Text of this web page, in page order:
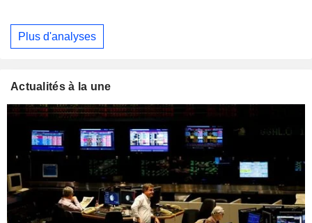
Plus d'analyses
Actualités à la une